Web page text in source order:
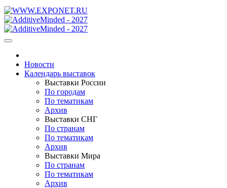
Новости
Календарь выставок
Выставки России
По городам
По тематикам
Архив
Выставки СНГ
По странам
По тематикам
Архив
Выставки Мира
По странам
По тематикам
Архив